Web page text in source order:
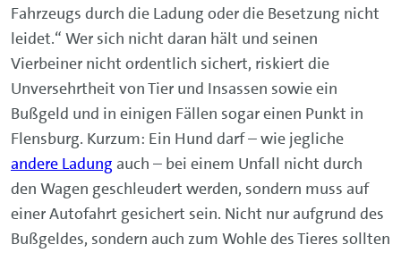
Fahrzeugs durch die Ladung oder die Besetzung nicht
leidet.“ Wer sich nicht daran hält und seinen
Vierbeiner nicht ordentlich sichert, riskiert die
Unversehrtheit von Tier und Insassen sowie ein
Bußgeld und in einigen Fällen sogar einen Punkt in
Flensburg. Kurzum: Ein Hund darf – wie jegliche
andere Ladung auch – bei einem Unfall nicht durch
den Wagen geschleudert werden, sondern muss auf
einer Autofahrt gesichert sein. Nicht nur aufgrund des
Bußgeldes, sondern auch zum Wohle des Tieres sollten